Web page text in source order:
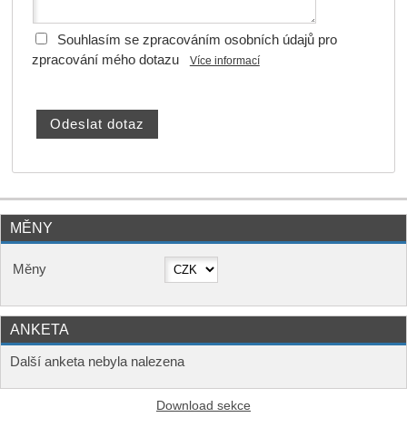
Souhlasím se zpracováním osobních údajů pro
zpracování mého dotazu
Více informací
MĚNY
Měny
ANKETA
Další anketa nebyla nalezena
Download sekce